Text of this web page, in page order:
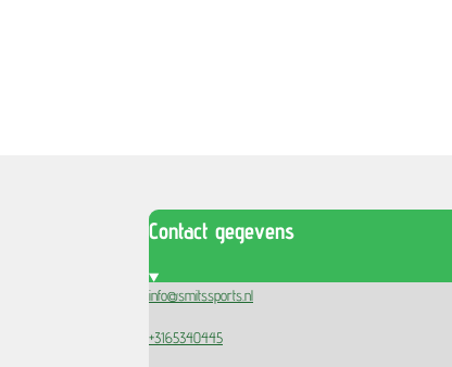
Contact gegevens
info@smitssports.nl
+3165340445